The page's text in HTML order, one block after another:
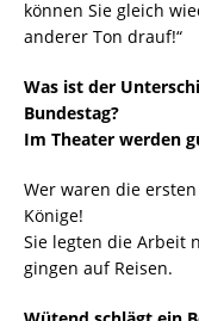
können Sie gleich
anderer Ton drauf!“
Was ist der
Bundestag?
Im Theater werden
Wer waren die
Könige!
Sie legten die Arbeit
gingen auf Reisen.